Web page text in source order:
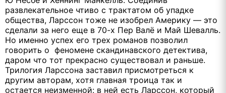
развлекательное чтиво с трактатом об упадке
общества, Ларссон тоже не изобрел Америку — это
сделали за него еще в 70-х Пер Валё и Май Шевалль.
Но именно успех его трех романов позволил
говорить о феномене скандинавского детектива,
даром что тот прекрасно существовал и раньше.
Трилогия Ларссона заставил присмотреться к
другим авторам, хотя главная троица так и
остается неизменной: в ней есть Ларссон, который